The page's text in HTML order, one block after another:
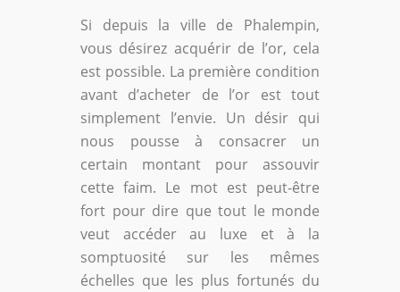
Si depuis la ville de Phalempin,
vous désirez acquérir de l’or, cela
est possible. La première condition
avant d’acheter de l’or est tout
simplement l’envie. Un désir qui
nous pousse à consacrer un
certain montant pour assouvir
cette faim. Le mot est peut-être
fort pour dire que tout le monde
veut accéder au luxe et à la
somptuosité sur les mêmes
échelles que les plus fortunés du